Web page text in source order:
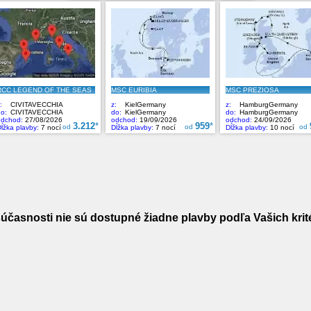
nie sú dostupné žiadne plavby podľa Vašich